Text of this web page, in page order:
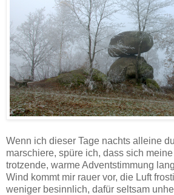
Wenn ich dieser Tage nachts alleine
marschiere, spüre ich, dass sich
trotzende, warme Adventstimmung
Wind kommt mir rauer vor, die Luft
weniger besinnlich, dafür seltsam